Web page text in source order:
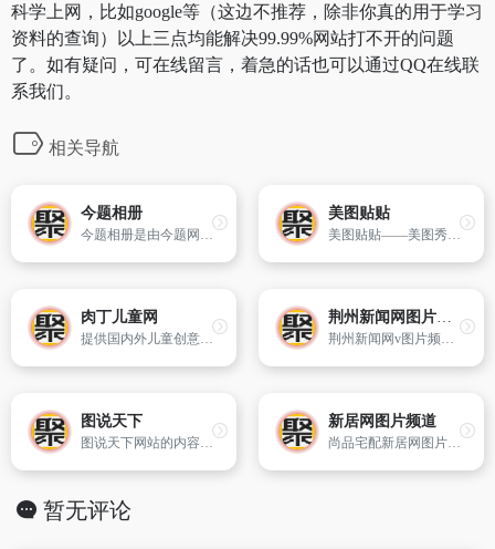
科学上网，比如google等（这边不推荐，除非你真的用于学习
资料的查询）以上三点均能解决99.99%网站打不开的问题
了。如有疑问，可在线留言，着急的话也可以通过QQ在线联
系我们。
相关导航
今题相册
今题相册是由今题网提供的免费个人网络相册,在这里您可以任意创建相册记录生活中的每一点感动,我们坚持我的相册我做主的理念,让每一个人都能拥有真正属于自己的专属网络相册！
美图贴贴
美图贴贴——美图秀秀团队荣誉出品! 美图贴贴是一款专为女生设计的大头贴软件！绝对值得拥有的卖萌神器,让你的照片更加可爱生动！
肉丁儿童网
提供国内外儿童创意图片、儿童手工小制作教程以及儿童画学习,提升儿童的想象力、创造能力。
荆州新闻网图片频道
荆州新闻网v图片频道、网络新、全、荆州本地、社会百态、娱乐生活、
图说天下
图说天下网站的内容涵盖摄影、书画、动漫、设计、工艺品等。图说天下给艺术家提供功能卓越、视觉效果独特的个人主页（博客、画廊）服务,图说天下以“图”为特色,以视觉艺术的形式报道大千世界,开创了网络媒体的新时代。
新居网图片频道
尚品宅配新居网图片频道拥有大量家居装修效果图、室内设计图片、家装设计效果图、房屋装修设计3d效果图等精心挑选的更多家庭装修效果图大全2017图片,尚品宅配让你充分了解房屋与家具怎样搭配,选择适合自己居室的装
暂无评论